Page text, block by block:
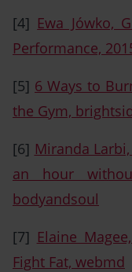
[4] Ewa Jówko,
Performance,
[5] 6 Ways to
the Gym,
[6] Miranda
an hour
bodyandsoul
[7] Elaine
Fight Fat, webmd